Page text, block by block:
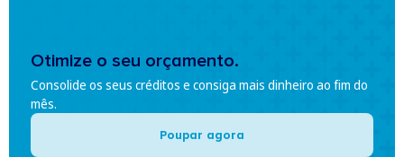
Otimize o seu orçamento.
Consolide os seus créditos e consiga mais dinheiro ao fim do
mês.
Poupar agora